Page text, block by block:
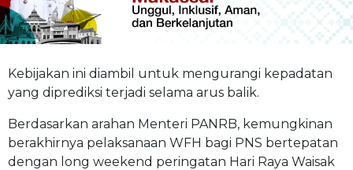
Kebijakan ini diambil untuk mengurangi kepadatan
yang diprediksi terjadi selama arus balik.
Berdasarkan arahan Menteri PANRB, kemungkinan
berakhirnya pelaksanaan WFH bagi PNS bertepatan
dengan long weekend peringatan Hari Raya Waisak